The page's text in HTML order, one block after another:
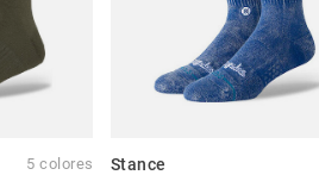
5 colores
Stance